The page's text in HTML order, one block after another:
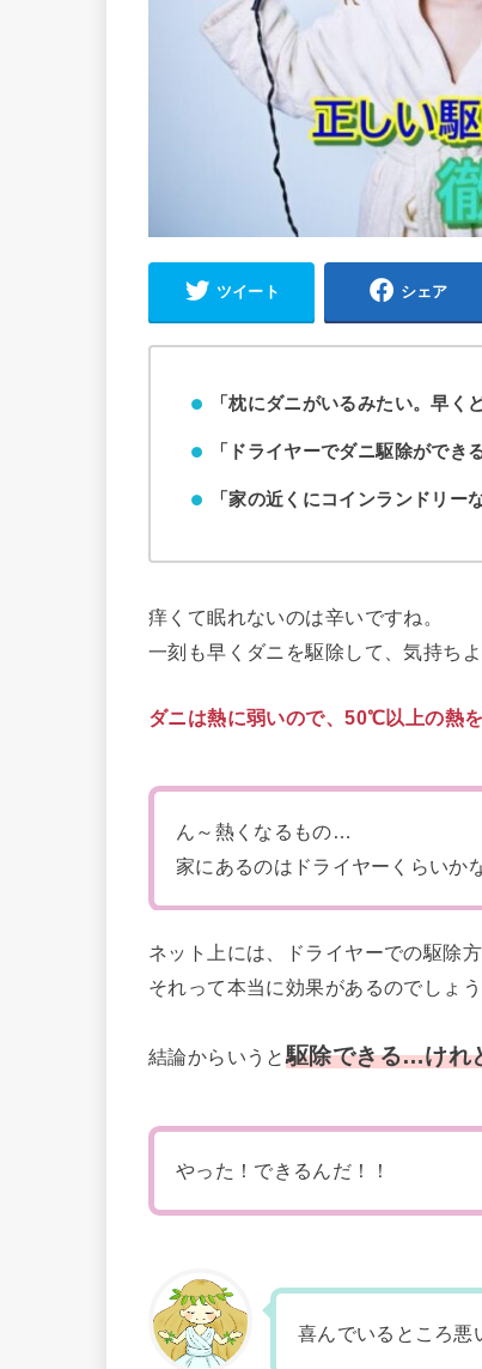
ツイート シェア
「枕にダニがいるみたい。早く
「ドライヤーでダニ駆除ができ
「家の近くにコインランドリー
痒くて眠れないのは辛いですね。
一刻も早くダニを駆除して、気持ち
ダニは熱に弱いので、50℃以上の熱
ん～熱くなるもの…
家にあるのはドライヤーくらいか
ネット上には、ドライヤーでの駆除
それって本当に効果があるのでしょう
結論からいうと駆除できる…けれ
やった！できるんだ！！
喜んでいるところ悪